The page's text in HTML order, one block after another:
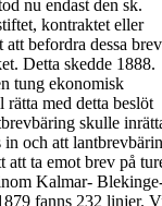
nu endast den sk.
kontraktet eller
befordra dessa
Detta skedde 1888.
tung ekonomisk
rätta med detta beslöt
skulle
in och att
att ta emot brev på
Kalmar-
fanns 232 linjer.